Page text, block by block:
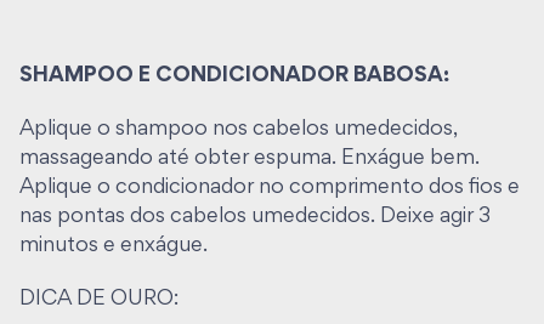
capim-limão, além de reforçar os traços
tranquilizante fragrância para relaxar os sentidos e
acalmar as mentes desassossegadas.
O mimo perfeito para a proteção diária!
SHAMPOO E CONDICIONADOR BABOSA:
Aplique o shampoo nos cabelos umedecidos,
massageando até obter espuma. Enxágue bem.
Aplique o condicionador no comprimento dos fios e
nas pontas dos cabelos umedecidos. Deixe agir 3
minutos e enxágue.
DICA DE OURO: